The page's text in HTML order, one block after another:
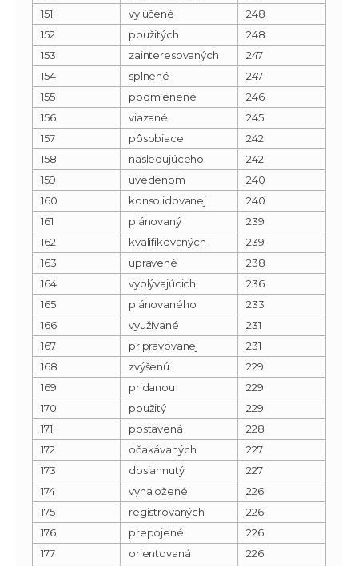
151
vylúčené
248
152
použitých
248
153
zainteresovaných
247
154
splnené
247
155
podmienené
246
156
viazané
245
157
pôsobiace
242
158
nasledujúceho
242
159
uvedenom
240
160
konsolidovanej
240
161
plánovaný
239
162
kvalifikovaných
239
163
upravené
238
164
vyplývajúcich
236
165
plánovaného
233
166
využívané
231
167
pripravovanej
231
168
zvýšenú
229
169
pridanou
229
170
použitý
229
171
postavená
228
172
očakávaných
227
173
dosiahnutý
227
174
vynaložené
226
175
registrovaných
226
176
prepojené
226
177
orientovaná
226